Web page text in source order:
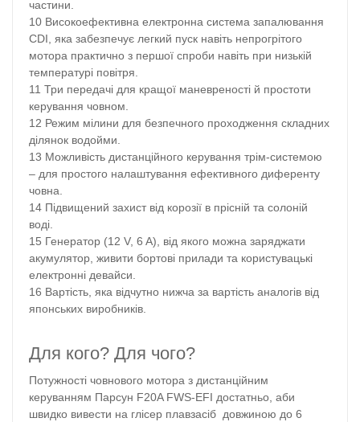
частини.
Високоефективна електронна система запалювання
CDI, яка забезпечує легкий пуск навіть непрогрітого
мотора практично з першої спроби навіть при низькій
температурі повітря.
Три передачі для кращої маневреності й простоти
керування човном.
Режим мілини для безпечного проходження складних
ділянок водойми.
Можливість дистанційного керування трім-системою
– для простого налаштування ефективного диференту
човна.
Підвищений захист від корозії в прісній та солоній
воді.
Генератор (12 V, 6 A), від якого можна заряджати
акумулятор, живити бортові прилади та користувацькі
електронні девайси.
Вартість, яка відчутно нижча за вартість аналогів від
японських виробників.
Для кого? Для чого?
Потужності човнового мотора з дистанційним
керуванням Парсун F20A FWS-EFI достатньо, аби
швидко вивести на глісер плавзасіб довжиною до 6